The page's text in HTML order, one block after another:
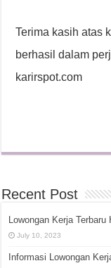
Terima kasih atas
berhasil dalam
karirspot.com
Recent Post
Lowongan Kerja
July 10, 2023
Informasi Lowongan